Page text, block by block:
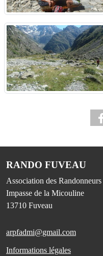
RANDO FUVEAU
Association des
Impasse de la Micouline
13710 Fuveau
arpfadmi@gmail.com
Informations légales